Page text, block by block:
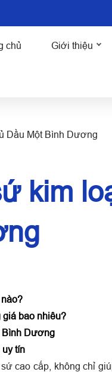
chủ Giới thiệu
Dầu Một Bình Dương
kim
bao nhiêu?
Bình Dương
tín
cao cấp, không chỉ